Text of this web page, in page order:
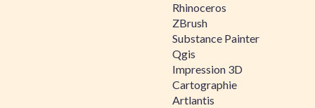
Rhinoceros
ZBrush
Substance Painter
Qgis
Impression 3D
Cartographie
Artlantis